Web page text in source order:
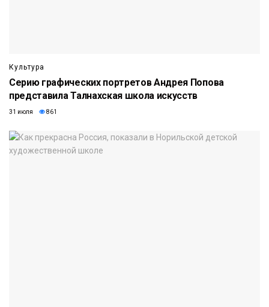
Культура
Серию графических портретов Андрея Попова
представила Талнахская школа искусств
31 июля 861